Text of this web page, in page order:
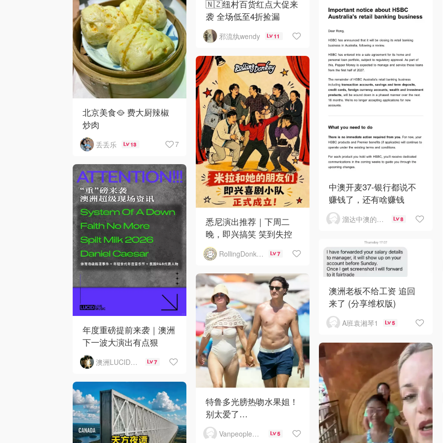
🇳🇿纽村百货红点大促来
袭 全场低至4折捡漏
邪流纨wendy 11
北京美食🥘 费大厨辣椒
炒肉
丢丢乐 13 7
中澳开麦37-银行都说不
赚钱了，还有啥赚钱
溜达中澳的王公子 8
悉尼演出推荐｜下周二
晚，即兴搞笑 笑到失控
RollingDonkey 7
年度重磅提前来袭｜澳洲
下一波大演出有点狠
澳洲LUCID音乐演出 7
澳洲老板不给工资 追回
来了 (分享维权版)
A班袁湘琴1 5
特鲁多光膀热吻水果姐！
别太爱了…
Vanpeople人在温哥华 5